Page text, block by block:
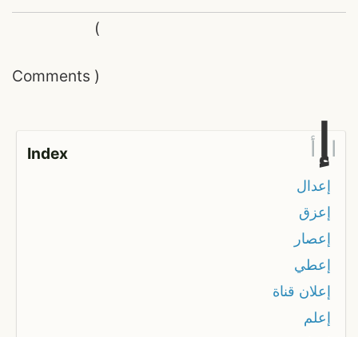
Comments
(
)
Index أ إ ا
إعدال
إعزق
إعصار
إعطي
إعلان قناة
إعلم